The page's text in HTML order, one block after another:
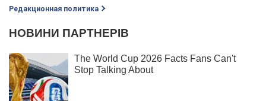
Редакционная политика